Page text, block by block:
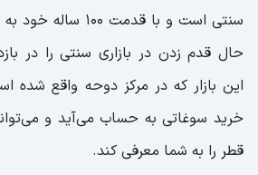
سنتی است و با قدمت
حال قدم زدن در بازاری سنتی را در
این بازار که در مرکز دوحه واقع شده
خرید سوغاتی به حساب می‌آید و
قطر را به شما معرفی کند.